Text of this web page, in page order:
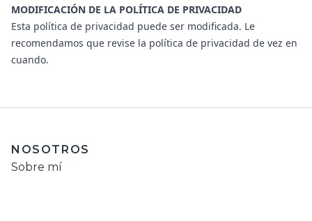
MODIFICACIÓN DE LA POLÍTICA DE PRIVACIDAD
Esta política de privacidad puede ser modificada. Le
recomendamos que revise la política de privacidad de vez en
cuando.
NOSOTROS
Sobre mí